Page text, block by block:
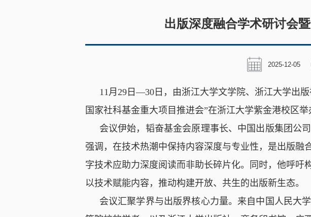
出版深度融合学术研讨会
2025-12-05
11月 29日—30日，由浙江大学文学院、浙江大学出
国家社科基金重大项目推进会”在浙江大学紫金港校区举
会议伊始，韬奋基金会原理事长、中国出版集团公
强调，在技术热潮中保持内容深度与专业性，是出版
字技术应助力深度阅读而非助长碎片化。同时，他呼吁
以技术赋能内容，推动构建开放、共生的出版新生态。
会议汇聚学界与出版界核心力量。来自中国人民大